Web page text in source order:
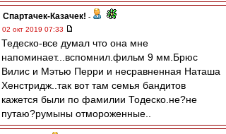
Спартачек-Казачек! -
02 окт 2019 07:33
Тедеско-все думал что она мне
напоминает...вспомнил.фильм 9 мм.Брюс
Вилис и Мэтью Перри и несравненная Наташа
Хенстридж..так вот там семья бандитов
кажется были по фамилии Тодеско.не?не
путаю?румыны отмороженные..